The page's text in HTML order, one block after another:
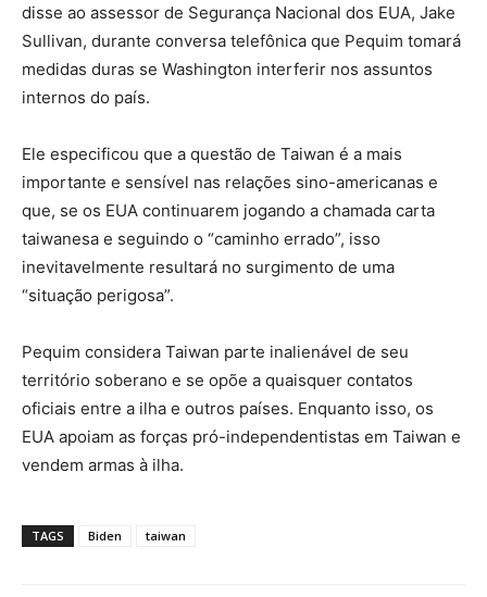
disse ao assessor de Segurança Nacional dos EUA, Jake
Sullivan, durante conversa telefônica que Pequim tomará
medidas duras se Washington interferir nos assuntos
internos do país.
Ele especificou que a questão de Taiwan é a mais
importante e sensível nas relações sino-americanas e
que, se os EUA continuarem jogando a chamada carta
taiwanesa e seguindo o “caminho errado”, isso
inevitavelmente resultará no surgimento de uma
“situação perigosa”.
Pequim considera Taiwan parte inalienável de seu
território soberano e se opõe a quaisquer contatos
oficiais entre a ilha e outros países. Enquanto isso, os
EUA apoiam as forças pró-independentistas em Taiwan e
vendem armas à ilha.
TAGS Biden taiwan